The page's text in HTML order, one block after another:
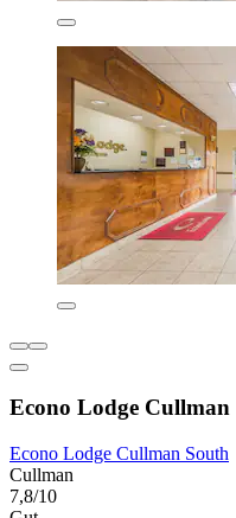
Econo Lodge Cullman
Econo Lodge Cullman South
Cullman
7,8/10